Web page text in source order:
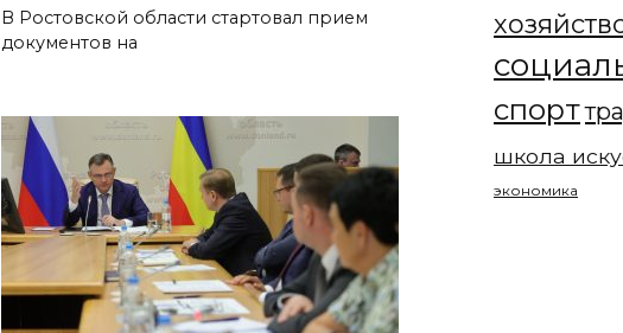
В Ростовской области стартовал прием
документов на
спорт
школа
экономика